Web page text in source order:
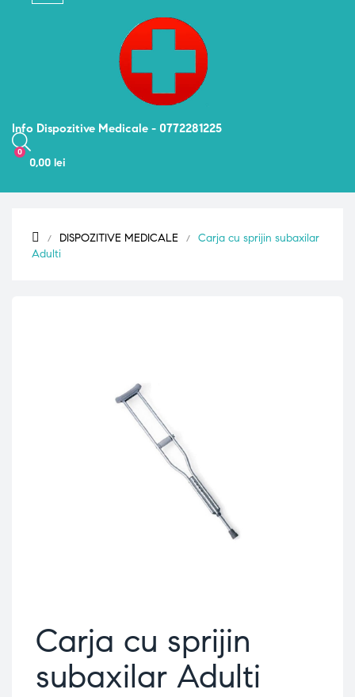
Info Dispozitive Medicale - 0772281225
0
0,00 lei
DISPOZITIVE MEDICALE
Carja cu sprijin subaxilar
Adulti
Carja cu sprijin
subaxilar Adulti